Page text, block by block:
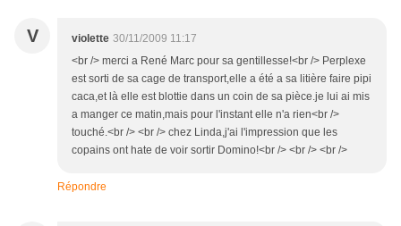
V violette 30/11/2009 11:17
<br /> merci a René Marc pour sa gentillesse!<br /> Perplexe
est sorti de sa cage de transport,elle a été a sa litière faire pipi
caca,et là elle est blottie dans un coin de sa pièce.je lui ai mis
a manger ce matin,mais pour l'instant elle n'a rien<br />
touché.<br /> <br /> chez Linda,j'ai l'impression que les
copains ont hate de voir sortir Domino!<br /> <br /> <br />
Répondre